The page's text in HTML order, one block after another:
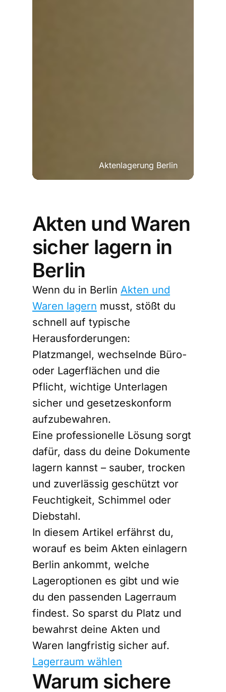
Aktenlagerung Berlin
Akten und Waren
sicher lagern in
Berlin
Wenn du in Berlin Akten und
Waren lagern musst, stößt du
schnell auf typische
Herausforderungen:
Platzmangel, wechselnde Büro-
oder Lagerflächen und die
Pflicht, wichtige Unterlagen
sicher und gesetzeskonform
aufzubewahren.
Eine professionelle Lösung sorgt
dafür, dass du deine Dokumente
lagern kannst – sauber, trocken
und zuverlässig geschützt vor
Feuchtigkeit, Schimmel oder
Diebstahl.
In diesem Artikel erfährst du,
worauf es beim Akten einlagern
Berlin ankommt, welche
Lageroptionen es gibt und wie
du den passenden Lagerraum
findest. So sparst du Platz und
bewahrst deine Akten und
Waren langfristig sicher auf.
Lagerraum wählen
Warum sichere